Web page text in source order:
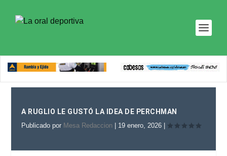
A RUGLIO LE GUSTÓ LA IDEA DE PERCHMAN
Publicado por Mesa Redaccion 19 enero, 2026